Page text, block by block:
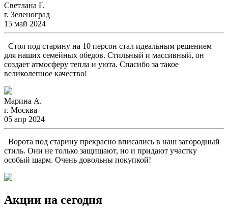
Светлана Г.
г. Зеленоград
15 май 2024
Стол под старину на 10 персон стал идеальным решением
для наших семейных обедов. Стильный и массивный, он
создает атмосферу тепла и уюта. Спасибо за такое
великолепное качество!
Марина А.
г. Москва
05 апр 2024
Ворота под старину прекрасно вписались в наш загородный
стиль. Они не только защищают, но и придают участку
особый шарм. Очень довольны покупкой!
Акции на сегодня